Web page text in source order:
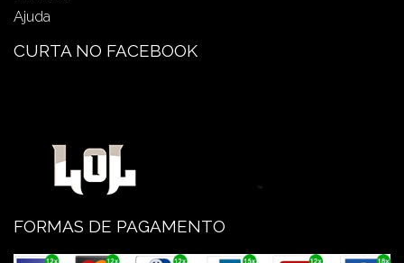
Ajuda
CURTA NO FACEBOOK
FORMAS DE PAGAMENTO